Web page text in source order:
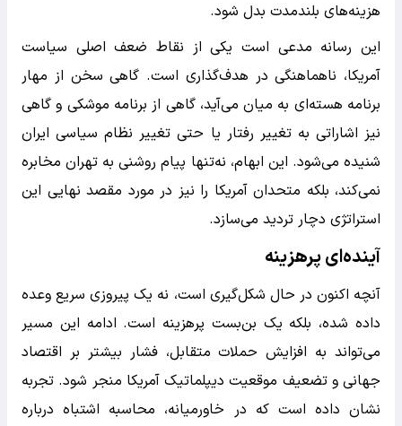
هزینه‌های بلندمدت بدل شود.
این رسانه مدعی است یکی از نقاط ضعف اصلی سیاست
آمریکا، ناهماهنگی در هدف‌گذاری است. گاهی سخن از مهار
برنامه هسته‌ای به میان می‌آید، گاهی از برنامه موشکی و گاهی
نیز اشاراتی به تغییر رفتار یا حتی تغییر نظام سیاسی ایران
شنیده می‌شود. این ابهام، نه‌تنها پیام روشنی به تهران مخابره
نمی‌کند، بلکه متحدان آمریکا را نیز در مورد مقصد نهایی این
استراتژی دچار تردید می‌سازد.
آینده‌ای پرهزینه
آنچه اکنون در حال شکل‌گیری است، نه یک پیروزی سریع وعده
داده شده، بلکه یک بن‌بست پرهزینه است. ادامه این مسیر
می‌تواند به افزایش حملات متقابل، فشار بیشتر بر اقتصاد
جهانی و تضعیف موقعیت دیپلماتیک آمریکا منجر شود. تجربه
نشان داده است که در خاورمیانه، محاسبه اشتباه درباره